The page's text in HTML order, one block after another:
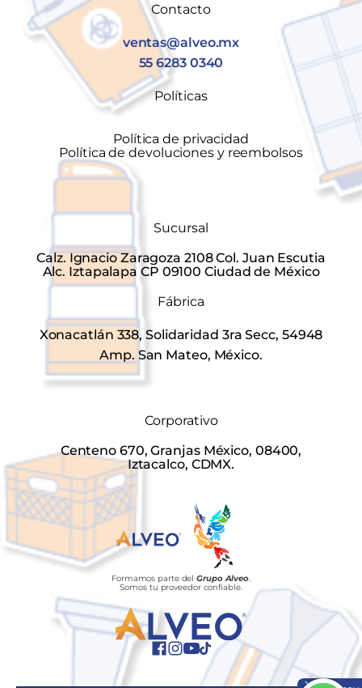
Contacto
ventas@alveo.mx
55 6283 0340
Políticas
Política de privacidad
Política de devoluciones y reembolsos
Sucursal
Calz. Ignacio Zaragoza 2108 Col. Juan Escutia
Alc. Iztapalapa CP 09100 Ciudad de México
Fábrica
Xonacatlán 338, Solidaridad 3ra Secc, 54948
Amp. San Mateo, México.
Corporativo
Centeno 670, Granjas México, 08400,
Iztacalco, CDMX.
Formamos parte delGrupo Alveo.
Somos tu proveedor confiable.